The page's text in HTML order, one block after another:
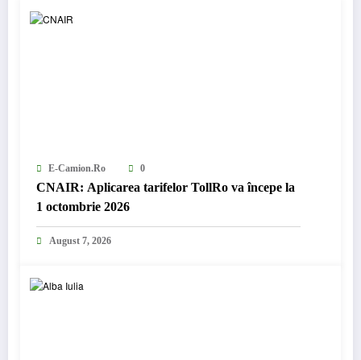
E-Camion.ro 0
CNAIR: Aplicarea tarifelor TollRo va începe la
1 octombrie 2026
August 7, 2026